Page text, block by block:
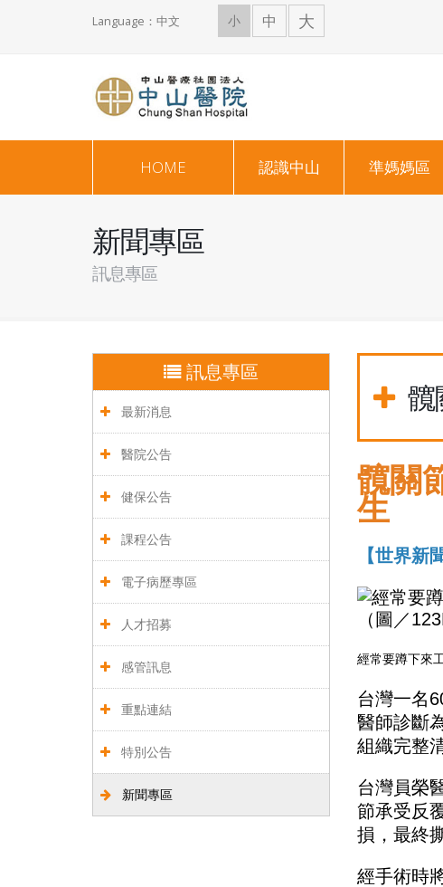
Language：中文 小 中 大
HOME 認識中山 準媽媽區
新聞專區
訊息專區
訊息專區
最新消息
醫院公告
健保公告
課程公告
電子病歷專區
人才招募
感管訊息
重點連結
特別公告
新聞專區
髖
髖關
生
【世界新
經常要蹲下來
台灣一名
醫師診斷
組織完整
台灣員榮
節承受反
損，最終
經手術時